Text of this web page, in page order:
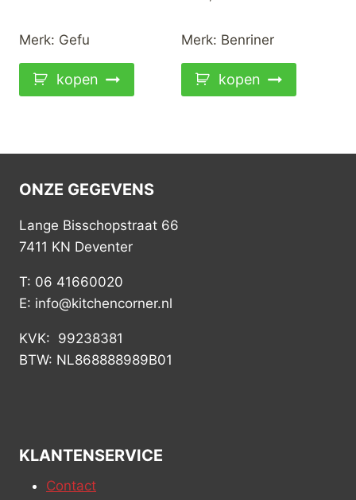
Merk: Gefu
kopen
Merk: Benriner
kopen
ONZE GEGEVENS
Lange Bisschopstraat 66
7411 KN Deventer
T: 06 41660020
E: info@kitchencorner.nl
KVK: 99238381
BTW: NL868888989B01
KLANTENSERVICE
Contact